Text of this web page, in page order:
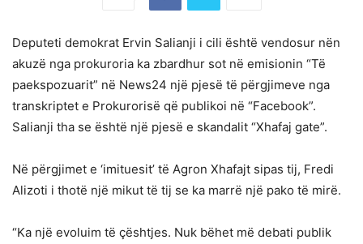
Deputeti demokrat Ervin Salianji i cili është vendosur nën
akuzë nga prokuroria ka zbardhur sot në emisionin “Të
paekspozuarit” në News24 një pjesë të përgjimeve nga
transkriptet e Prokurorisë që publikoi në “Facebook”.
Salianji tha se është një pjesë e skandalit “Xhafaj gate”.
Në përgjimet e ‘imituesit’ të Agron Xhafajt sipas tij, Fredi
Alizoti i thotë një mikut të tij se ka marrë një pako të mirë.
“Ka një evoluim të çështjes. Nuk bëhet më debati publik